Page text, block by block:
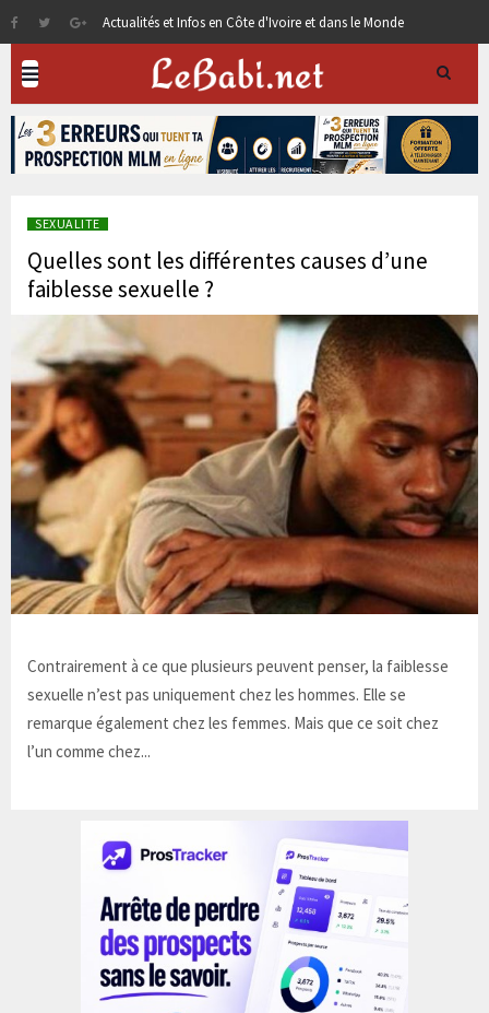
Actualités et Infos en Côte d'Ivoire et dans le Monde
SEXUALITE
Quelles sont les différentes causes d’une
faiblesse sexuelle ?
Contrairement à ce que plusieurs peuvent penser, la faiblesse
sexuelle n’est pas uniquement chez les hommes. Elle se
remarque également chez les femmes. Mais que ce soit chez
l’un comme chez...